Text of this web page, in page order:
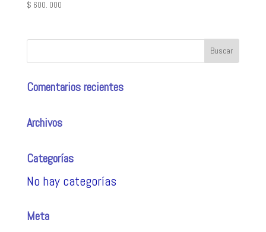
$ 600. 000
Comentarios recientes
Archivos
Categorías
No hay categorías
Meta